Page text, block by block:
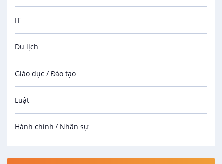
IT
Du lịch
Giáo dục / Đào tạo
Luật
Hành chính / Nhân sự